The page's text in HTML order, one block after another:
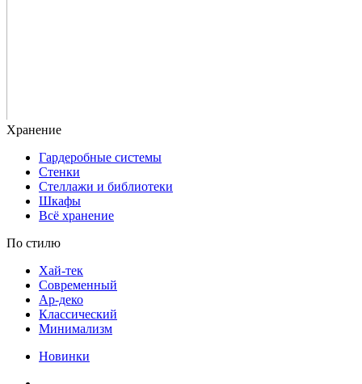
Гардеробные системы
Стенки
Стеллажи и библиотеки
Шкафы